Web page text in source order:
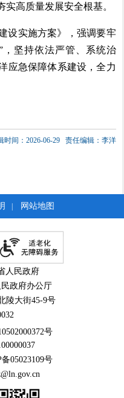
高质量发展安全根基。
实施方案》，强调要牢
，坚持依法严管、系统治
应急保障体系建设，全力
时间：2026-06-29 责任编辑：李洋
| 网站地图
人民政府
政府办公厅
陵大街45-9号
号
05023109号